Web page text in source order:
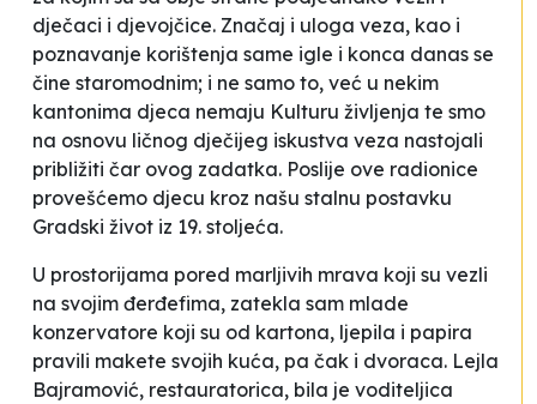
dječaci i djevojčice. Značaj i uloga veza, kao i
poznavanje korištenja same igle i konca danas se
čine staromodnim; i ne samo to, već u nekim
kantonima djeca nemaju Kulturu življenja te smo
na osnovu ličnog dječijeg iskustva veza nastojali
približiti čar ovog zadatka. Poslije ove radionice
provešćemo djecu kroz našu stalnu postavku
Gradski život iz 19. stoljeća.
U prostorijama pored marljivih mrava koji su vezli
na svojim đerđefima, zatekla sam mlade
konzervatore koji su od kartona, ljepila i papira
pravili makete svojih kuća, pa čak i dvoraca. Lejla
Bajramović, restauratorica, bila je voditeljica